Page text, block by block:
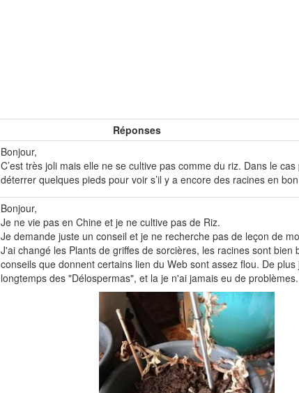
Réponses
Bonjour,
C’est très joli mais elle ne se cultive pas comme du riz. Dans le
déterrer quelques pieds pour voir s’il y a encore des racines en
Bonjour,
Je ne vie pas en Chine et je ne cultive pas de Riz.
Je demande juste un conseil et je ne recherche pas de leçon de
J'ai changé les Plants de griffes de sorcières, les racines sont bien
conseils que donnent certains lien du Web sont assez flou. De
longtemps des "Délospermas", et la je n'ai jamais eu de problèmes.